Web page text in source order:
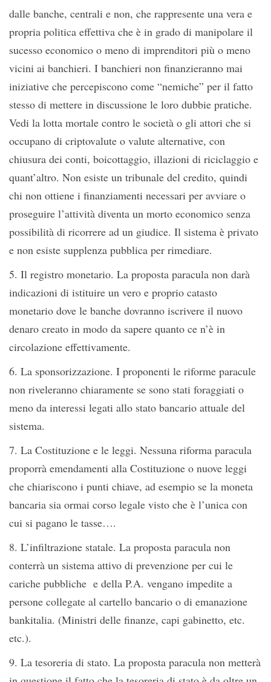
dalle banche, centrali e non, che rappresente una vera e
propria politica effettiva che è in grado di manipolare il
sucesso economico o meno di imprenditori più o meno
vicini ai banchieri. I banchieri non finanzieranno mai
iniziative che percepiscono come “nemiche” per il fatto
stesso di mettere in discussione le loro dubbie pratiche.
Vedi la lotta mortale contro le società o gli attori che si
occupano di criptovalute o valute alternative, con
chiusura dei conti, boicottaggio, illazioni di riciclaggio e
quant’altro. Non esiste un tribunale del credito, quindi
chi non ottiene i finanziamenti necessari per avviare o
proseguire l’attività diventa un morto economico senza
possibilità di ricorrere ad un giudice. Il sistema è privato
e non esiste supplenza pubblica per rimediare.
5. Il registro monetario. La proposta paracula non darà
indicazioni di istituire un vero e proprio catasto
monetario dove le banche dovranno iscrivere il nuovo
denaro creato in modo da sapere quanto ce n’è in
circolazione effettivamente.
6. La sponsorizzazione. I proponenti le riforme paracule
non riveleranno chiaramente se sono stati foraggiati o
meno da interessi legati allo stato bancario attuale del
sistema.
7. La Costituzione e le leggi. Nessuna riforma paracula
proporrà emendamenti alla Costituzione o nuove leggi
che chiariscono i punti chiave, ad esempio se la moneta
bancaria sia ormai corso legale visto che è l’unica con
cui si pagano le tasse….
8. L’infiltrazione statale. La proposta paracula non
conterrà un sistema attivo di prevenzione per cui le
cariche pubbliche e della P.A. vengano impedite a
persone collegate al cartello bancario o di emanazione
bankitalia. (Ministri delle finanze, capi gabinetto, etc.
etc.).
9. La tesoreria di stato. La proposta paracula non metterà